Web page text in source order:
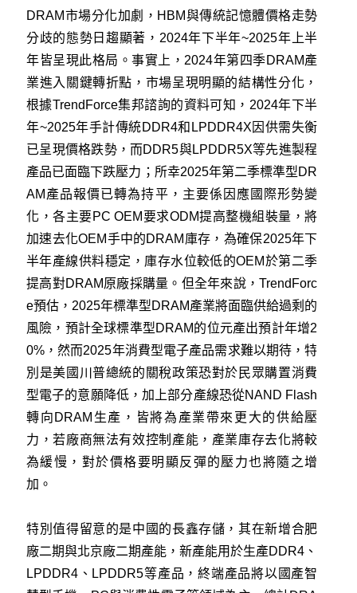
DRAM市場分化加劇，HBM與傳統記憶體價格走勢
分歧的態勢日趨顯著，2024年下半年~2025年上半
年皆呈現此格局。事實上，2024年第四季DRAM產
業進入關鍵轉折點，市場呈現明顯的結構性分化，
根據TrendForce集邦諮詢的資料可知，2024年下半
年~2025年手計傳統DDR4和LPDDR4X因供需失衡
已呈現價格跌勢，而DDR5與LPDDR5X等先進製程
產品已面臨下跌壓力；所幸2025年第二季標準型DR
AM產品報價已轉為持平，主要係因應國際形勢變
化，各主要PC OEM要求ODM提高整機組裝量，將
加速去化OEM手中的DRAM庫存，為確保2025年下
半年產線供料穩定，庫存水位較低的OEM於第二季
提高對DRAM原廠採購量。但全年來說，TrendForc
e預估，2025年標準型DRAM產業將面臨供給過剩的
風險，預計全球標準型DRAM的位元產出預計年增2
0%，然而2025年消費型電子產品需求難以期待，特
別是美國川普總統的關稅政策恐對於民眾購置消費
型電子的意願降低，加上部分產線恐從NAND Flash
轉向DRAM生產，皆將為產業帶來更大的供給壓
力，若廠商無法有效控制產能，產業庫存去化將較
為緩慢，對於價格要明顯反彈的壓力也將隨之增
加。
特別值得留意的是中國的長鑫存儲，其在新增合肥
廠二期與北京廠二期產能，新產能用於生產DDR4、
LPDDR4、LPDDR5等產品，終端產品將以國產智